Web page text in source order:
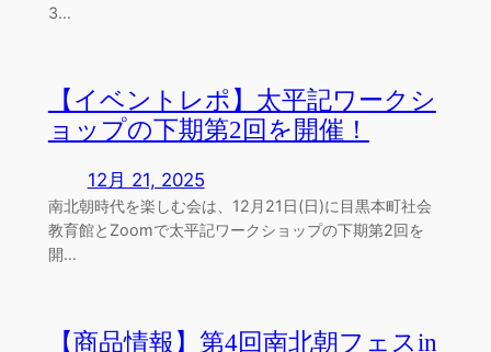
3…
【イベントレポ】太平記ワークシ
ョップの下期第2回を開催！
12月 21, 2025
南北朝時代を楽しむ会は、12月21日(日)に目黒本町社会
教育館とZoomで太平記ワークショップの下期第2回を
開…
【商品情報】第4回南北朝フェスin